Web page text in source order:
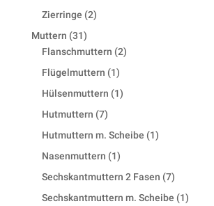
Zierringe 22
Muttern 3131
products
Flanschmuttern 22
Flügelmuttern 11
product
Hülsenmuttern 11
Hutmuttern 77
products
Hutmuttern m. Scheibe 11
Nasenmuttern 11
product
Sechskantmuttern 2 Fasen 77
products
Sechskantmuttern m. Scheibe 11